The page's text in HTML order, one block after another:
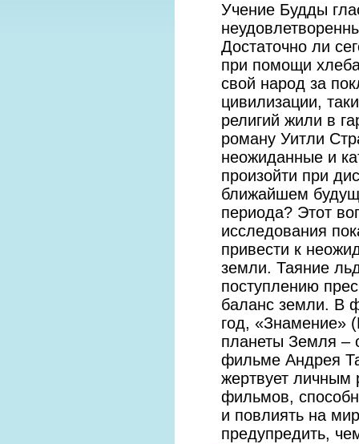
Учение Будды
Достаточно ли
при помощи
свой народ за
цивилизации,
религий жили в
роману Уитли
неожиданные и
произойти при
ближайшем
периода? Этот
исследования
привести к
земли. Таяние
поступлению
баланс земли. В
год, «Знамение»
планеты Земля –
фильме Андрея
жертвует
фильмов,
и повлиять на
предупредить,